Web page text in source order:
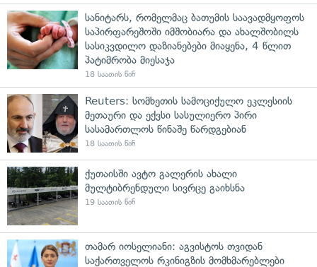
სანიტარს, რომელმაც ბათუმის საავადმყოფოს
საპირფარეშოში იმშობიარა და ახალშობილს
სასიკვდილო დაზიანებები მიაყენა, 4 წლით
პატიმრობა მიესაჯა
18 საათის წინ
Reuters: სომხეთის სამოციქულო ეკლესიის
მეთაური და ექვსი სასულიერო პირი
სასამართლოს წინაშე წარდგებიან
18 საათის წინ
ქუთაისში ავტო გალერის ახალი
მულტიბრენდული სივრცე გაიხსნა
19 საათის წინ
თამარ იოსელიანი: აგვისტოს თვიდან
საქართველოს რკინიგზის მომხმარებლები